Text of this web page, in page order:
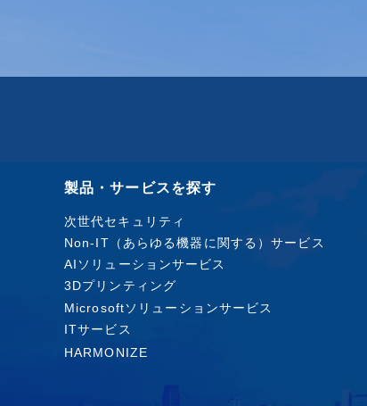
製品・サービスを探す
次世代セキュリティ
Non-IT（あらゆる機器に関する）サービス
AIソリューションサービス
3Dプリンティング
Microsoftソリューションサービス
ITサービス
HARMONIZE